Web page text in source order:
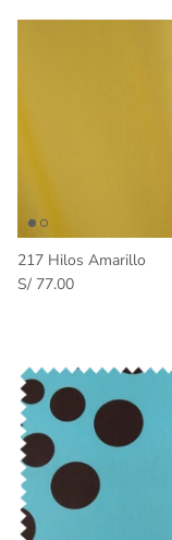
217 Hilos Amarillo
S/ 77.00